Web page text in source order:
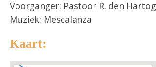
Voorganger: Pastoor R. den Hartog
Muziek: Mescalanza
Kaart: